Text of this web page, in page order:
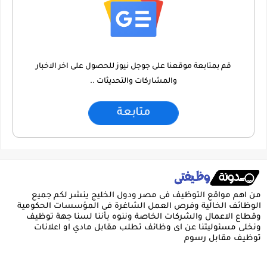
قم بمتابعة موقعنا على جوجل نيوز للحصول على اخر الاخبار
والمشاركات والتحديثات ..
متابعة
من اهم مواقع التوظيف فى مصر ودول الخليج ينشر لكم جميع
الوظائف الخالية وفرص العمل الشاغرة فى المؤسسات الحكومية
وقطاع الاعمال والشركات الخاصة وننوه بأننا لسنا جهة توظيف
ونخلى مسئوليتنا عن اى وظائف تطلب مقابل مادي او اعلانات
توظيف مقابل رسوم